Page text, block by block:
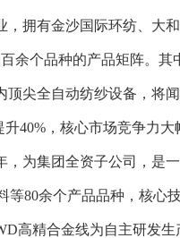
，拥有金沙国际环纺、大
余个品种的产品矩阵。
顶尖全自动纺纱设备，将
40%，核心市场竞争力大
，为集团全资子公司，是
等80余个产品品种，核心
高精合金线为自主研发